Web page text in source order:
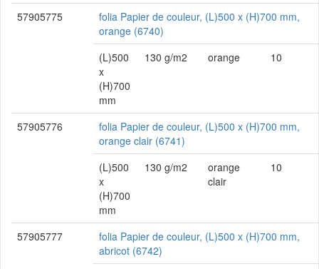
57905775
folia Papier de couleur, (L)500 x (H)700 mm,
orange (6740)
(L)500
x
(H)700
mm
130 g/m2 orange 10
57905776
folia Papier de couleur, (L)500 x (H)700 mm,
orange clair (6741)
(L)500
x
(H)700
mm
130 g/m2
orange
clair
10
57905777
folia Papier de couleur, (L)500 x (H)700 mm,
abricot (6742)